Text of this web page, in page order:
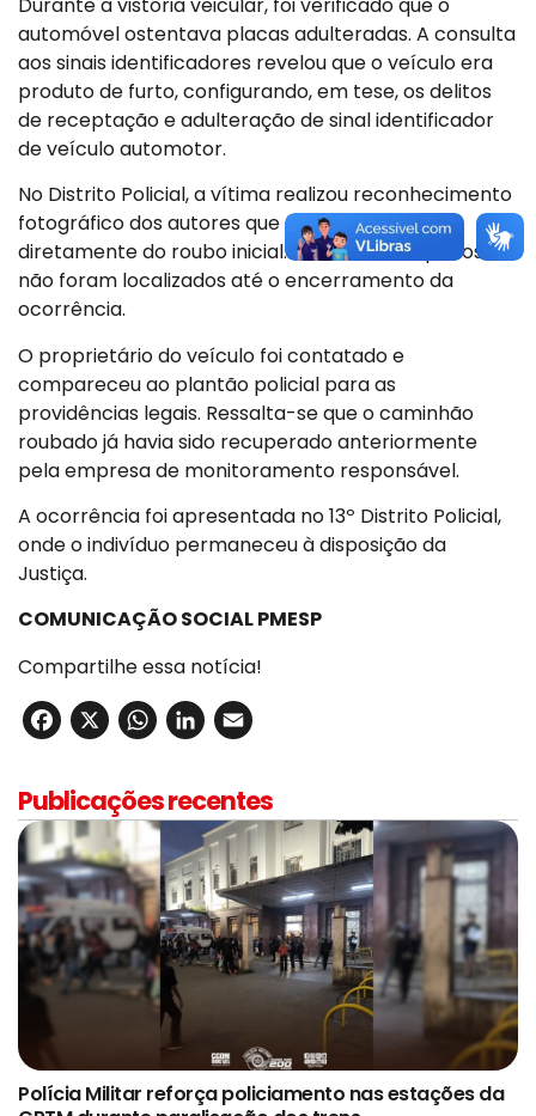
automóvel ostentava placas adulteradas. A consulta
aos sinais identificadores revelou que o veículo era
produto de furto, configurando, em tese, os delitos
de receptação e adulteração de sinal identificador
de veículo automotor.
No Distrito Policial, a vítima realizou reconhecimento
fotográfico dos autores que participaram
diretamente do roubo inicial. Os demais suspeitos
não foram localizados até o encerramento da
ocorrência.
O proprietário do veículo foi contatado e
compareceu ao plantão policial para as
providências legais. Ressalta-se que o caminhão
roubado já havia sido recuperado anteriormente
pela empresa de monitoramento responsável.
A ocorrência foi apresentada no 13º Distrito Policial,
onde o indivíduo permaneceu à disposição da
Justiça.
COMUNICAÇÃO SOCIAL PMESP
Compartilhe essa notícia!
Facebook
X WhatsApp
LinkedIn
Publicações recentes
Polícia Militar reforça policiamento nas estações da